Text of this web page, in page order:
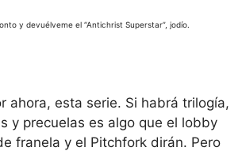
y devuélveme el “Antichrist Superstar”, jodío.
ahora, esta serie. Si habrá trilogía,
y precuelas es algo que el lobby
franela y el Pitchfork dirán. Pero